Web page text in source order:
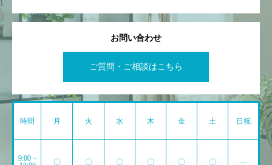
お問い合わせ
ご質問・ご相談はこちら
時間 月 火 水 木 金 土 日祝
9:00 ~
〇 〇 〇 〇 〇 〇 ―